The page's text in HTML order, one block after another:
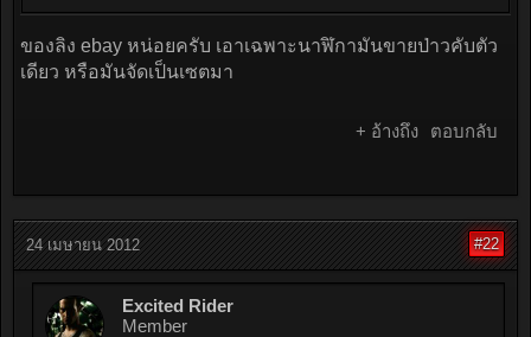
ของลิง ebay หน่อยครับ เอาเฉพาะนาฬิกามันขายป่าวคับตัว
เดียว หรือมันจัดเป็นเซตมา
+ อ้างถึง ตอบกลับ
24 เมษายน 2012 #22
Excited Rider
Member